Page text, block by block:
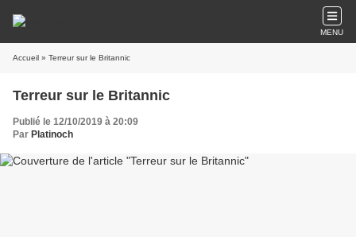
MENU
Accueil » Terreur sur le Britannic
Terreur sur le Britannic
Publié le 12/10/2019 à 20:09
Par Platinoch